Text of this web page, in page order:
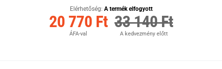
Elérhetőség: A termék elfogyott
20 770 Ft
ÁFA-val
33 140 Ft
A kedvezmény előtt